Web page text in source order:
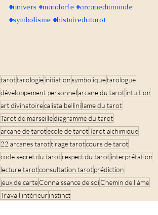
#univers #mandorle #arcanedumonde
#symbolisme #histoiredutarot
tarottarologieinitiationsymboliquetarologue
développement personnelarcane du tarotintuition
art divinatoirecalista bellinilame du tarot
Tarot de marseillediagramme du tarot
arcane de tarotecole de tarotTarot alchimique
22 arcanes tarottirage tarotcours de tarot
code secret du tarotrespect du tarotinterprétation
lecture tarotconsultation tarotprédiction
jeux de carteConnaissance de soiChemin de l’âme
Travail intérieur instinct